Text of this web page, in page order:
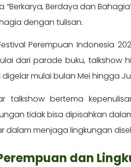
Berdaya dan
dengan tulisan.
Perempuan Indonesia
dari parade buku, talkshow
digelar mulai bulan Mei hingga
talkshow bertema
tidak bisa dipisahkan
dalam menjaga lingkungan
dan